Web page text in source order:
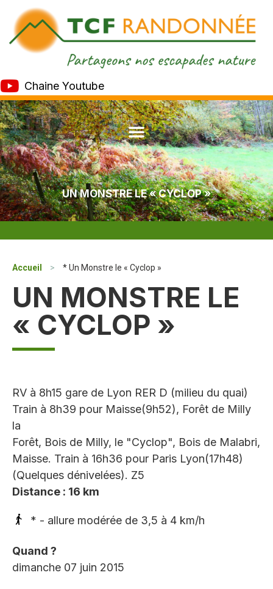
Chaine Youtube
UN MONSTRE LE « CYCLOP »
Accueil > * Un Monstre le « Cyclop »
UN MONSTRE LE
« CYCLOP »
RV à 8h15 gare de Lyon RER D (milieu du quai)
Train à 8h39 pour Maisse(9h52), Forêt de Milly
la
Forêt, Bois de Milly, le "Cyclop", Bois de Malabri,
Maisse. Train à 16h36 pour Paris Lyon(17h48)
(Quelques dénivelées). Z5
Distance : 16 km
* - allure modérée de 3,5 à 4 km/h
Quand ?
dimanche 07 juin 2015